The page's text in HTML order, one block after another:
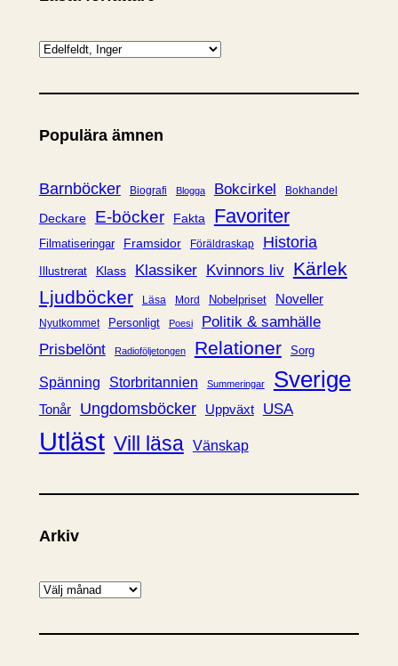
K
t
g
r
i
Populära ämnen
Barnböcker Biografi Blogga Bokcirkel Bokhandel
Deckare E-böcker Fakta Favoriter
Filmatiseringar Framsidor Föräldraskap Historia
Illustrerat Klass Klassiker Kvinnors liv Kärlek
Ljudböcker
Läsa Mord Nobelpriset Noveller
Nyutkommet Personligt Poesi
Politik & samhälle
Prisbelönt
Radioföljetongen Relationer Sorg
Spänning Storbritannien Summeringar Sverige
Tonår Ungdomsböcker Uppväxt USA
Utläst Vill läsa Vänskap
Arkiv
A
k